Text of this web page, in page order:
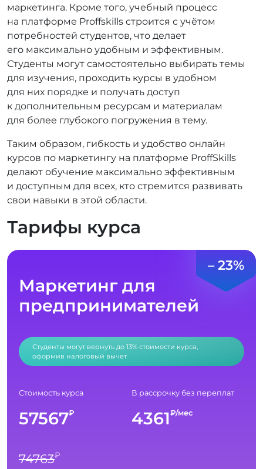
маркетинга. Кроме того, учебный процесс
на платформе Proffskills строится с учётом
потребностей студентов, что делает
его максимально удобным и эффективным.
Студенты могут самостоятельно выбирать темы
для изучения, проходить курсы в удобном
для них порядке и получать доступ
к дополнительным ресурсам и материалам
для более глубокого погружения в тему.
Таким образом, гибкость и удобство онлайн
курсов по маркетингу на платформе ProffSkills
делают обучение максимально эффективным
и доступным для всех, кто стремится развивать
свои навыки в этой области.
Тарифы курса
– 23%
Маркетинг для
предпринимателей
Студенты могут вернуть до 13% стоимости курса,
оформив налоговый вычет
Стоимость курса
57567₽
74763₽
В рассрочку без переплат
4361₽/мес